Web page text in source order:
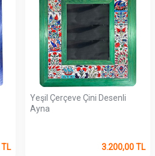
TL
Yeşil Çerçeve Çini Desenli
Ayna
3.200,00TL